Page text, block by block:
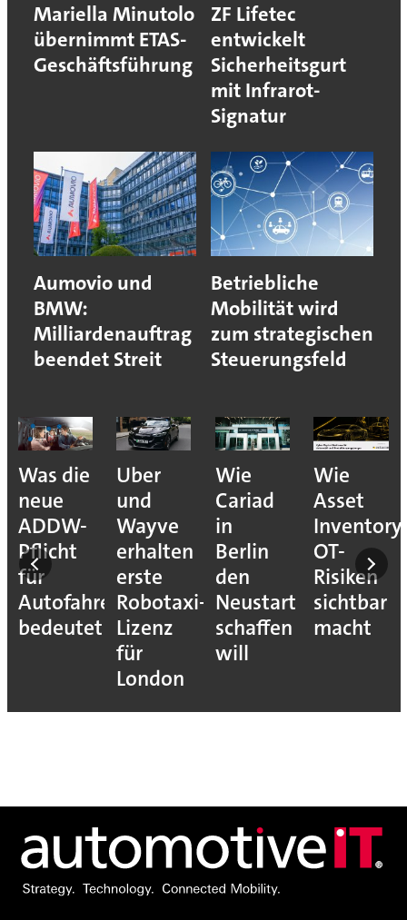
Mariella Minutolo
übernimmt ETAS-
Geschäftsführung
ZF Lifetec
entwickelt
Sicherheitsgurt
mit Infrarot-
Signatur
Aumovio und
BMW:
Milliardenauftrag
beendet Streit
Betriebliche
Mobilität wird
zum strategischen
Steuerungsfeld
Was die
neue
ADDW-
Pflicht
für
Autofahrer
bedeutet
Uber
und
Wayve
erhalten
erste
Robotaxi-
Lizenz
für
London
Wie
Cariad
in
Berlin
den
Neustart
schaffen
will
Wie
Asset
Inventory
OT-
Risiken
sichtbar
macht